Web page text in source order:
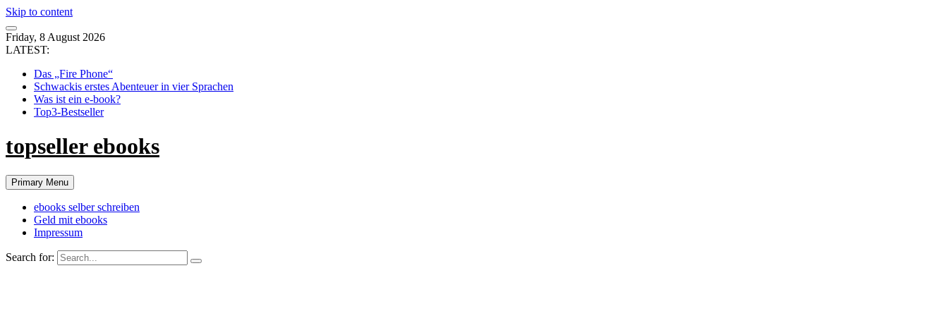
Skip to content
Friday, 8 August 2026
LATEST:
Das „Fire Phone“
Schwackis erstes Abenteuer in vier Sprachen
Was ist ein e-book?
Top3-Bestseller
topseller ebooks
Primary Menu
ebooks selber schreiben
Geld mit ebooks
Impressum
Search for: